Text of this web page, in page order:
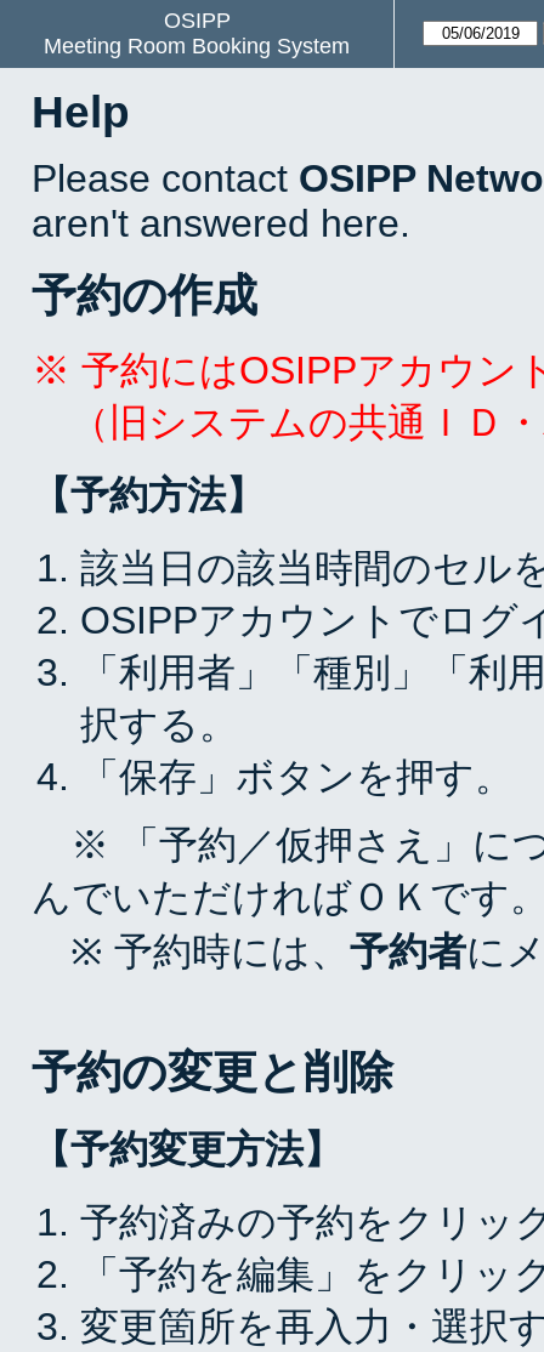
OSIPP
Meeting Room Booking System
Help
Please contact OSIPP
aren't answered here.
予約の作成
※ 予約にはOSIPPアカウン
（旧システムの共通ＩＤ
【予約方法】
該当日の該当時間のセル
OSIPPアカウントでログ
「利用者」「種別」「利
択する。
「保存」ボタンを押す。
※ 「予約／仮押さえ」に
んでいただければＯＫです
※ 予約時には、 予約者に
予約の変更と削除
【予約変更方法】
予約済みの予約をクリッ
「予約を編集」をクリッ
変更箇所を再入力・選択